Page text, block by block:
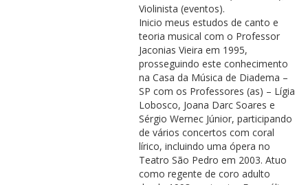
Violinista (eventos).
Inicio meus estudos de canto e
teoria musical com o Professor
Jaconias Vieira em 1995,
prosseguindo este conhecimento
na Casa da Música de Diadema –
SP com os Professores (as) – Lígia
Lobosco, Joana Darc Soares e
Sérgio Wernec Júnior, participando
de vários concertos com coral
lírico, incluindo uma ópera no
Teatro São Pedro em 2003. Atuo
como regente de coro adulto